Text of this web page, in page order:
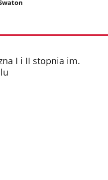
I i II stopnia im.